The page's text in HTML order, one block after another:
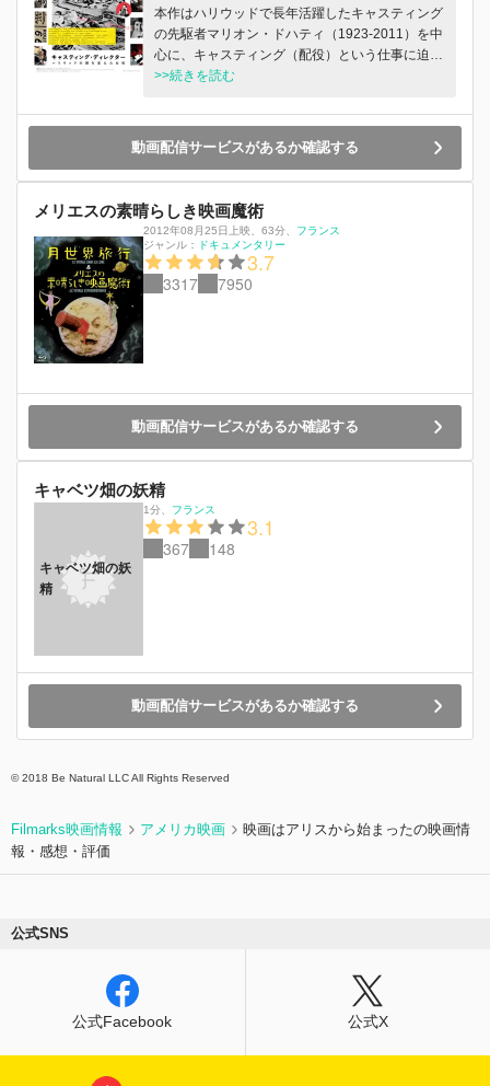
本作はハリウッドで長年活躍したキャスティング
の先駆者マリオン・ドハティ（1923-2011）を中
心に、キャスティング（配役）という仕事に迫る
ドキュメンタリーです。絶妙なセンスと直感的な
役者を単純にタイプ分けしていた古いスタジオの
配役方法から、ユニークで多彩なアンサンブルキ
ャストへ移行する道筋をつけ、革新的なアメリカ
ン・ニューシネマの到来を告げたマリオン。驚き
と笑いに溢れたエピソードの数々、そして切なく
も感動的なラストまで...その人生を通して映画史
に新たな光を当てます。
>>続きを読む
動画配信サービスがあるか確認する
メリエスの素晴らしき映画魔術
2012年08月25日上映 63分
フランス
ジャンル：
ドキュメンタリー
3.7
3317 7950
動画配信サービスがあるか確認する
キャベツ畑の妖精
キャベツ畑の妖
精
1分 フランス
3.1
367 148
動画配信サービスがあるか確認する
© 2018 Be Natural LLC All Rights Reserved
Filmarks映画情報 アメリカ映画
映画はアリスから始まったの映画情
報・感想・評価
公式SNS
公式Facebook 公式X